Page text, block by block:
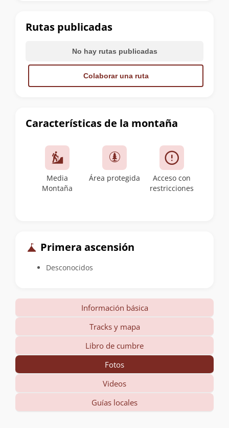
cumbre
Características de la montaña
Media
Montaña
Área protegida
Acceso con
restricciones
Primera ascensión
Desconocidos
Rutas publicadas
No hay rutas publicadas
Colaborar una ruta
Información básica
Tracks y mapa
Libro de cumbre
Fotos
Videos
Guías locales